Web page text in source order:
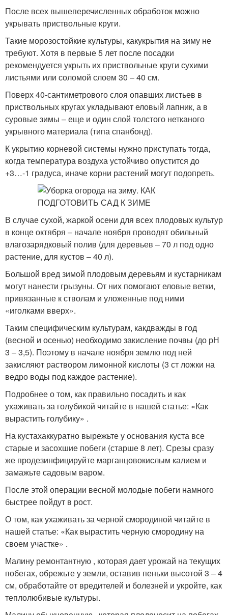
После всех вышеперечисленных обработок можно
укрывать приствольные круги.
Такие морозостойкие культуры, какукрытия на зиму не
требуют. Хотя в первые 5 лет после посадки
рекомендуется укрыть их приствольные круги сухими
листьями или соломой слоем 30 – 40 см.
Поверх 40-сантиметрового слоя опавших листьев в
приствольных кругах укладывают еловый лапник, а в
суровые зимы – еще и один слой толстого нетканого
укрывного материала (типа спанбонд).
К укрытию корневой системы нужно приступать тогда,
когда температура воздуха устойчиво опустится до
+3…-1 градуса, иначе корни растений могут подопреть.
В случае сухой, жаркой осени для всех плодовых культур
в конце октября – начале ноября проводят обильный
влагозарядковый полив (для деревьев – 70 л под одно
растение, для кустов – 40 л).
Большой вред зимой плодовым деревьям и кустарникам
могут нанести грызуны. От них помогают еловые ветки,
привязанные к стволам и уложенные под ними
«иголками вверх».
Таким специфическим культурам, какдважды в год
(весной и осенью) необходимо закисление почвы (до рН
3 – 3,5). Поэтому в начале ноября землю под ней
закисляют раствором лимонной кислоты (3 ст ложки на
ведро воды под каждое растение).
Подробнее о том, как правильно посадить и как
ухаживать за голубикой читайте в нашей статье: «Как
вырастить голубику» .
На кустахаккуратно вырежьте у основания куста все
старые и засохшие побеги (старше 8 лет). Срезы сразу
же продезинфицируйте марганцовокислым калием и
замажьте садовым варом.
После этой операции весной молодые побеги намного
быстрее пойдут в рост.
О том, как ухаживать за черной смородиной читайте в
нашей статье: «Как вырастить черную смородину на
своем участке» .
Малину ремонтантную , которая дает урожай на текущих
побегах, обрежьте у земли, оставив пеньки высотой 3 – 4
см, обработайте от вредителей и болезней и укройте, как
теплолюбивые культуры.